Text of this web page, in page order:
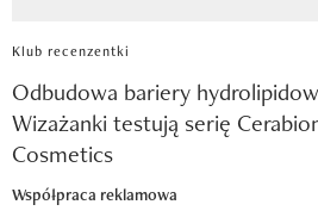
Klub recenzentki
Odbudowa bariery
Wizażanki testują serię
Cosmetics
Współpraca reklamowa